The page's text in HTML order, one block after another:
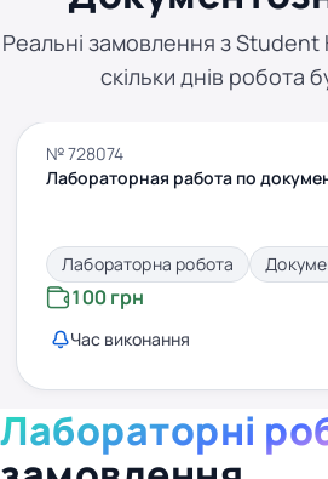
Реальні замовлення з Student
скільки днів робота
№ 728074
Лабораторная работа по
Лабораторна робота
100 грн
Час виконання
Лабораторні